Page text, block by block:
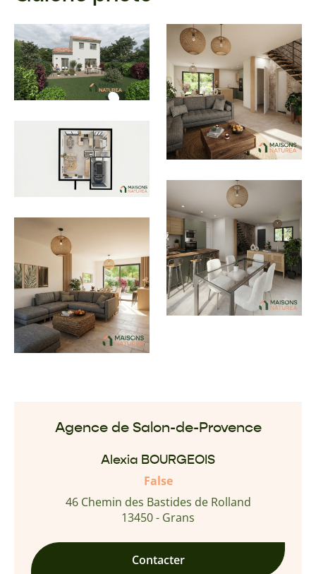
Agence de Salon-de-Provence
Alexia BOURGEOIS
False
46 Chemin des Bastides de Rolland
13450 - Grans
Contacter